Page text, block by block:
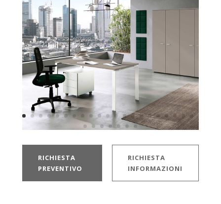
RICHIESTA
PREVENTIVO
RICHIESTA
INFORMAZIONI